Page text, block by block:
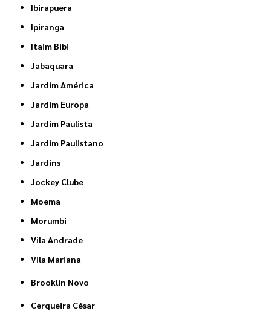
Ibirapuera
Ipiranga
Itaim Bibi
Jabaquara
Jardim América
Jardim Europa
Jardim Paulista
Jardim Paulistano
Jardins
Jockey Clube
Moema
Morumbi
Vila Andrade
Vila Mariana
Brooklin Novo
Cerqueira César